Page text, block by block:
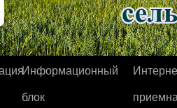
Информационный
блок